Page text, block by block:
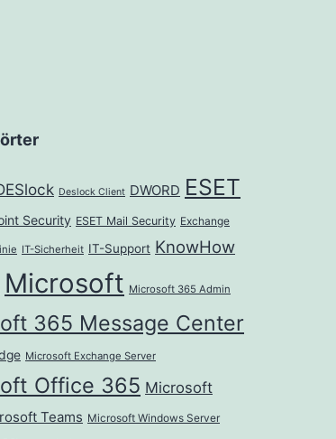
Deslock Client DWORD ESET
Security ESET Mail Security Exchange
IT-Sicherheit IT-Support KnowHow
Microsoft Microsoft 365 Admin
365 Message Center
Microsoft Exchange Server
Office 365 Microsoft
Teams Microsoft Windows Server